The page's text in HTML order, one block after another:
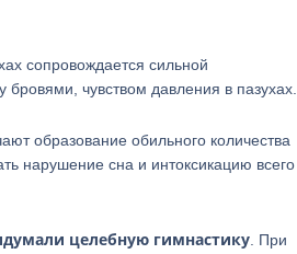
сопровождается сильной
чувством давления в пазухах.
образование обильного количества
нарушение сна и интоксикацию всего
целебную гимнастику . При